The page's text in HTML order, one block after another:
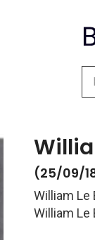
(25/09/
William Le
William Le